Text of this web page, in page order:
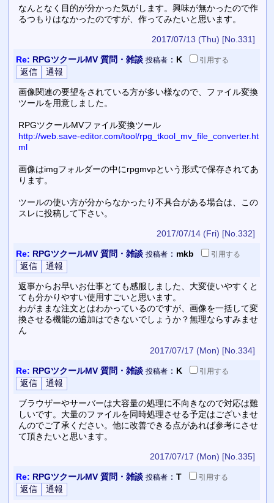
なんとなく目的が分かった気がします。興味が無かったので作
るつもりはなかったのですが、作ってみたいと思います。
2017/07/13 (Thu) [No.331]
Re: RPGツクールMV 質問・雑談 投稿者： K 引用する
画像関連の要望をされている方が多い様なので、ファイル変換
ツールを用意しました。
RPGツクールMVファイル変換ツール
http://web.save-editor.com/tool/rpg_tkool_mv_file_converter.ht
ml
画像はimgフォルダーの中にrpgmvpという形式で保存されてあ
ります。
ツールの使い方が分からなかったり不具合がある場合は、この
スレに投稿して下さい。
2017/07/14 (Fri) [No.332]
Re: RPGツクールMV 質問・雑談 投稿者： mkb 引用する
返事からお早いお仕事とても感服しました、大変使いやすくと
ても分かりやすい使用すごいと思います。
わがままな注文とはわかっているのですが、画像を一括して変
換させる機能の追加はできないでしょうか？無理ならすみませ
ん
2017/07/17 (Mon) [No.334]
Re: RPGツクールMV 質問・雑談 投稿者： K 引用する
ブラウザーやサーバーは大容量の処理に不向きなので対応は難
しいです。大量のファイルを同時処理させる予定はございませ
んのでご了承ください。他に改善できる点があれば参考にさせ
て頂きたいと思います。
2017/07/17 (Mon) [No.335]
Re: RPGツクールMV 質問・雑談 投稿者： T 引用する